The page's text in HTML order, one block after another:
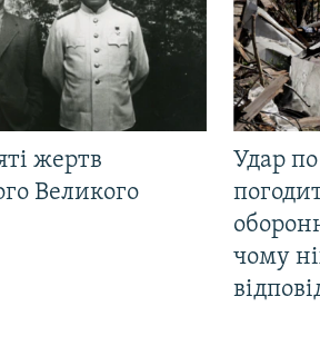
жертв
Великого
Удар
чому